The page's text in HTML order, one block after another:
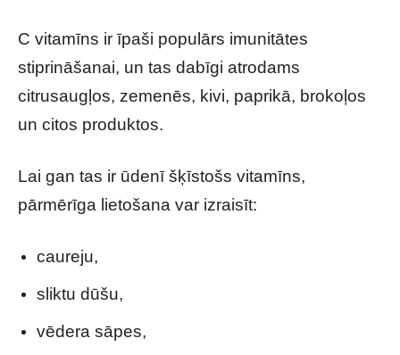
C vitamīns ir īpaši populārs imunitātes
stiprināšanai, un tas dabīgi atrodams
citrusaugļos, zemenēs, kivi, paprikā, brokoļos
un citos produktos.
Lai gan tas ir ūdenī šķīstošs vitamīns,
pārmērīga lietošana var izraisīt:
caureju,
sliktu dūšu,
vēdera sāpes,